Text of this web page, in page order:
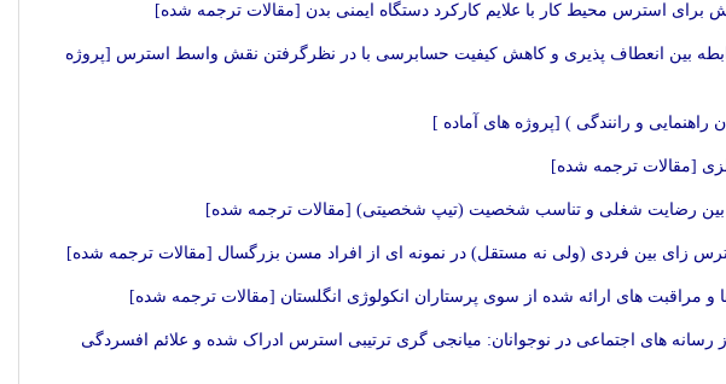
برای استرس محیط کار با علایم کارکرد دستگاه ایمنی بدن [مقالات ترجمه شده]
رابطه بین انعطاف پذیری و کاهش کیفیت حسابرسی با در نظرگرفتن نقش واسط استرس [پروژه
و رانندگی ) [پروژه های آماده ]
[مقالات ترجمه شده]
بین رضایت شغلی و تناسب شخصیت (تیپ شخصیتی) [مقالات ترجمه شده]
زای بین فردی (ولی نه مستقل) در نمونه ای از افراد مسن بزرگسال [مقالات ترجمه شده]
و مراقبت های ارائه شده از سوی پرستاران انکولوژی انگلستان [مقالات ترجمه شده]
های اجتماعی در نوجوانان: میانجی گری ترتیبی استرس ادراک شده و علائم افسردگی